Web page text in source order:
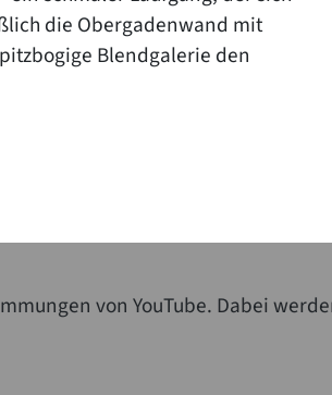
die Obergadenwand mit
Blendgalerie den
von YouTube. Dabei